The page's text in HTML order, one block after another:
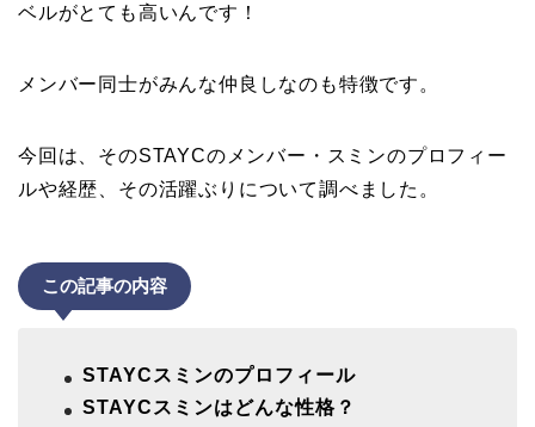
ベルがとても高いんです！
メンバー同士がみんな仲良しなのも特徴です。
今回は、そのSTAYCのメンバー・スミンのプロフィー
ルや経歴、その活躍ぶりについて調べました。
この記事の内容
STAYCスミンのプロフィール
STAYCスミンはどんな性格？